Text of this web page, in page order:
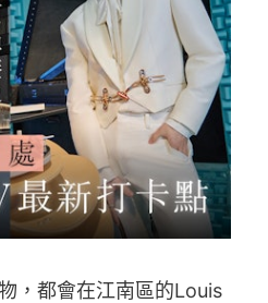
，都會在江南區的Louis